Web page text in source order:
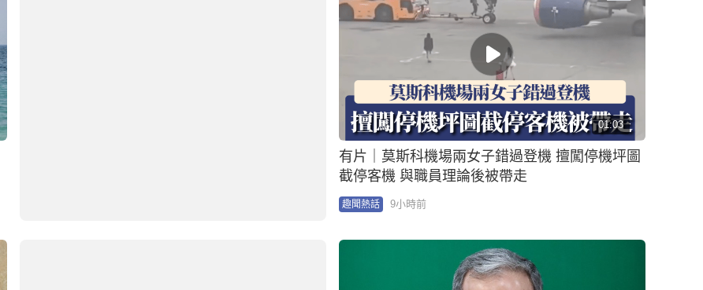
中東局勢｜沙特煉油廠遭胡塞武裝無人機襲擊 也
門摩卡港同遇襲
即時國際 10小時前